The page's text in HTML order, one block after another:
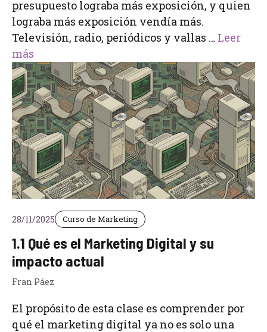
presupuesto lograba más exposición, y quien
lograba más exposición vendía más.
Televisión, radio, periódicos y vallas … Leer
más
28/11/2025 Curso de Marketing
1.1 Qué es el Marketing Digital y su
impacto actual
Fran Páez
El propósito de esta clase es comprender por
qué el marketing digital ya no es solo una